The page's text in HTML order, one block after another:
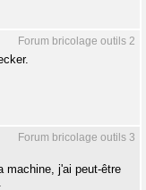
Forum bricolage outils 2
Forum bricolage outils 3
machine, j'ai peut-être